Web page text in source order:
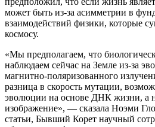
может быть из-за асимметрии в
взаимодействий физики, которые
космосу.
«Мы предполагаем, что
наблюдаем сейчас на Земле из-за
магнитно-поляризованного
разница в скорость мутации,
эволюции на основе ДНК жизни, а
изображение», — сказала Ноэми
статьи, Бывший Корет научный